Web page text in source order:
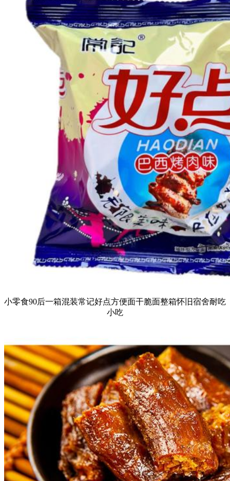
小零食90后一箱混装常记好点方便面干脆面整箱怀旧宿舍耐吃
小吃